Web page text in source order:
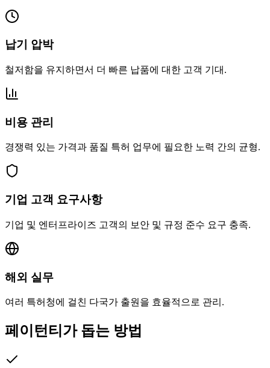
납기 압박
철저함을 유지하면서 더 빠른 납품에 대한 고객 기대.
비용 관리
경쟁력 있는 가격과 품질 특허 업무에 필요한 노력 간의 균형.
기업 고객 요구사항
기업 및 엔터프라이즈 고객의 보안 및 규정 준수 요구 충족.
해외 실무
여러 특허청에 걸친 다국가 출원을 효율적으로 관리.
페이턴티가 돕는 방법